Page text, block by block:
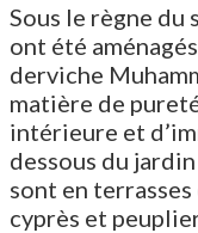
Sous le règne du
ont été
derviche
matière de
intérieure et
dessous du
sont en terrasses
cyprès et